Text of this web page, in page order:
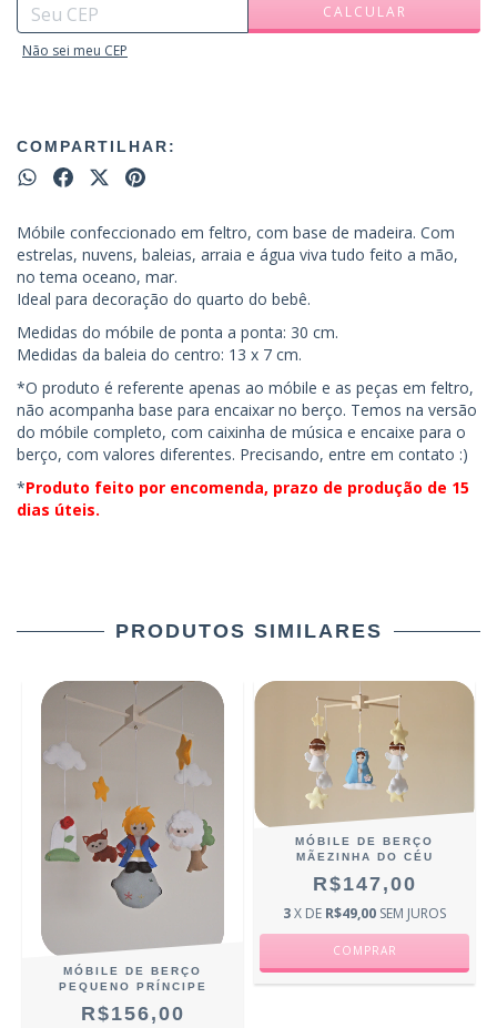
CALCULAR
Não sei meu CEP
COMPARTILHAR:
Móbile confeccionado em feltro, com base de madeira. Com
estrelas, nuvens, baleias, arraia e água viva tudo feito a mão,
no tema oceano, mar.
Ideal para decoração do quarto do bebê.
Medidas do móbile de ponta a ponta: 30 cm.
Medidas da baleia do centro: 13 x 7 cm.
*O produto é referente apenas ao móbile e as peças em feltro,
não acompanha base para encaixar no berço. Temos na versão
do móbile completo, com caixinha de música e encaixe para o
berço, com valores diferentes. Precisando, entre em contato :)
*Produto feito por encomenda, prazo de produção de 15
dias úteis.
PRODUTOS SIMILARES
MÓBILE DE BERÇO
PEQUENO PRÍNCIPE
R$156,00
MÓBILE DE BERÇO
MÃEZINHA DO CÉU
R$147,00
3X DE R$49,00 SEM JUROS